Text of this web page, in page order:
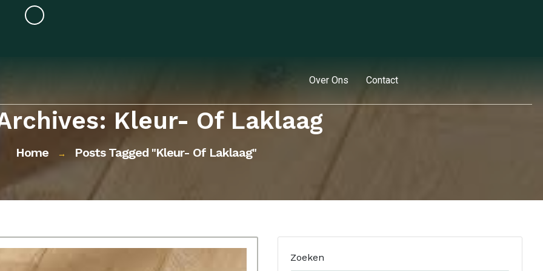
Over Ons Contact
Kleur- Of Laklaag
Home → Posts Tagged "kleur- Of Laklaag"
Zoeken